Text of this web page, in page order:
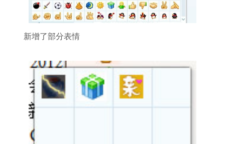
新增了部分表情